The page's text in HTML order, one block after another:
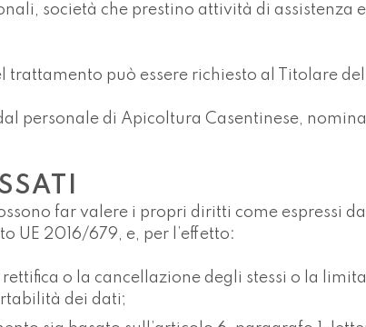
società che prestino attività di assistenza
trattamento può essere richiesto al Titolare
personale di Apicoltura Casentinese,
far valere i propri diritti come espressi
UE 2016/679, e, per l’effetto:
o la cancellazione degli stessi o la
dei dati;